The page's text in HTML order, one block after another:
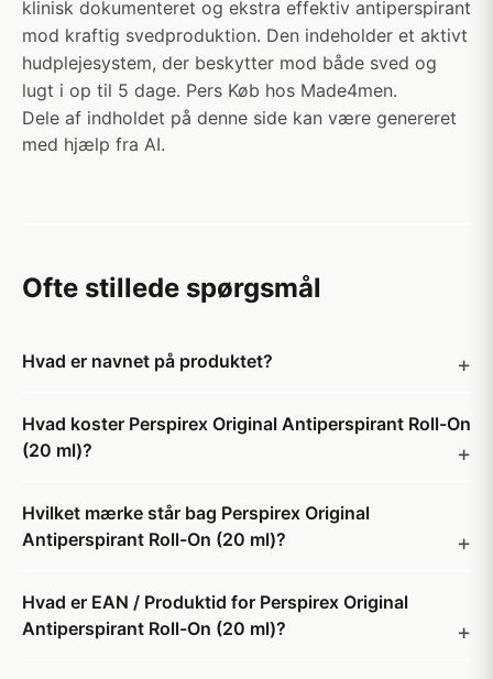
klinisk dokumenteret og ekstra effektiv antiperspirant
mod kraftig svedproduktion. Den indeholder et aktivt
hudplejesystem, der beskytter mod både sved og
lugt i op til 5 dage. Pers Køb hos Made4men.
Dele af indholdet på denne side kan være genereret
med hjælp fra AI.
Ofte stillede spørgsmål
Hvad er navnet på produktet?
Hvad koster Perspirex Original Antiperspirant Roll-On
(20 ml)?
Hvilket mærke står bag Perspirex Original
Antiperspirant Roll-On (20 ml)?
Hvad er EAN / Produktid for Perspirex Original
Antiperspirant Roll-On (20 ml)?